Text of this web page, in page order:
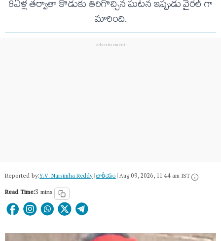
8ఏళ్ల తర్వాతా కొడుకు తిరిగొచ్చిన ఘటన ఇప్పుడు వైరల్ గా
మారింది.
Reported by:Y.V. Narsimha Reddy|జాతీయం|Aug 09, 2026, 11:44 am IST
Read Time:3 mins